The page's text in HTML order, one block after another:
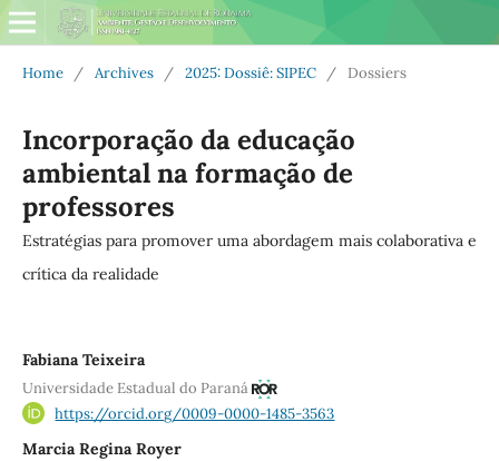
Home / Archives / 2025: Dossiê: SIPEC / Dossiers
Incorporação da educação
ambiental na formação de
professores
Estratégias para promover uma abordagem mais colaborativa e
crítica da realidade
Fabiana Teixeira
Universidade Estadual do Paraná
https://orcid.org/0009-0000-1485-3563
Marcia Regina Royer